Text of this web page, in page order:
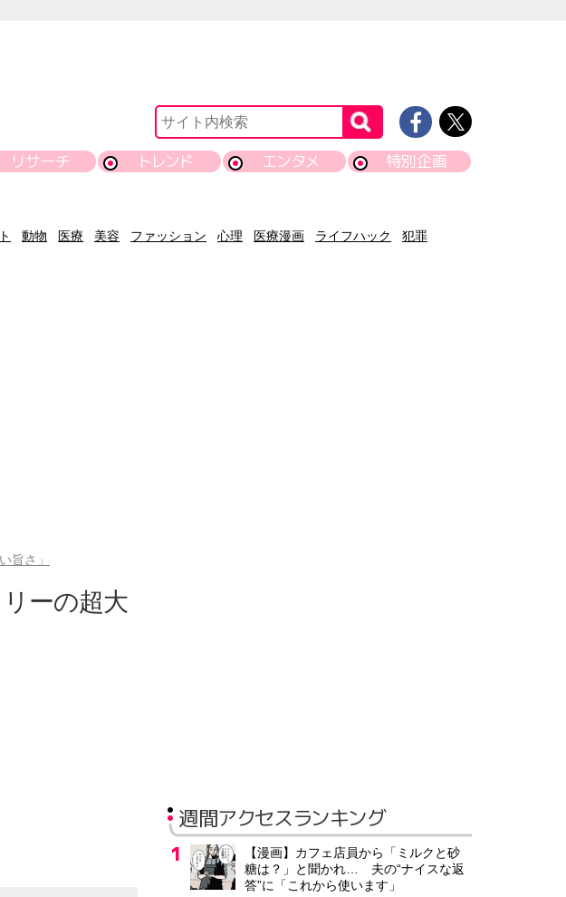
リサーチ トレンド エンタメ 特別企画
動物 医療 美容 ファッション 心理 医療漫画 ライフハック
犯罪
旨さ」
ーの超大
週間アクセスランキング
【漫画】カフェ店員から「ミルクと砂
糖は？」と聞かれ… 夫の“ナイスな返
答”に「これから使います」